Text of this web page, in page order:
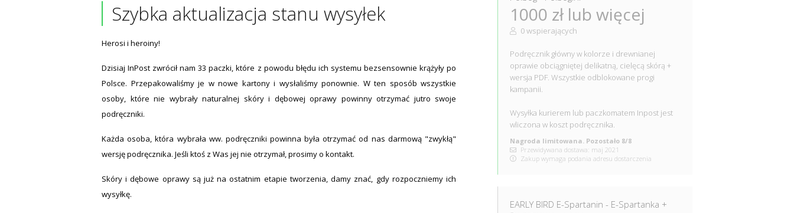
Szybka aktualizacja stanu wysyłek
Herosi i heroiny!
Dzisiaj InPost zwrócił nam 33 paczki, które z powodu błędu ich systemu bezsensownie krążyły po
Polsce. Przepakowaliśmy je w nowe kartony i wysłaliśmy ponownie. W ten sposób wszystkie
osoby, które nie wybrały naturalnej skóry i dębowej oprawy powinny otrzymać jutro swoje
podręczniki.
Każda osoba, która wybrała ww. podręczniki powinna była otrzymać od nas darmową "zwykłą"
wersję podręcznika. Jeśli ktoś z Was jej nie otrzymał, prosimy o kontakt.
Skóry i dębowe oprawy są już na ostatnim etapie tworzenia, damy znać, gdy rozpoczniemy ich
wysyłkę.
1000 zł lub więcej
0 wspierających
Podręcznik główny w kolorze i drewnianej
oprawie obciągniętej delikatną, cielęcą skórą +
wersja PDF. Wszystkie odblokowane progi
kampanii.
Wysyłka kurierem lub paczkomatem Inpost jest
wliczona w koszt podręcznika.
Nagroda limitowana. Pozostało 8/8
Przewidywana dostawa: maj 2021
Zakup wymaga podania adresu dostarczenia
EARLY BIRD E-Spartanin - E-Spartanka +